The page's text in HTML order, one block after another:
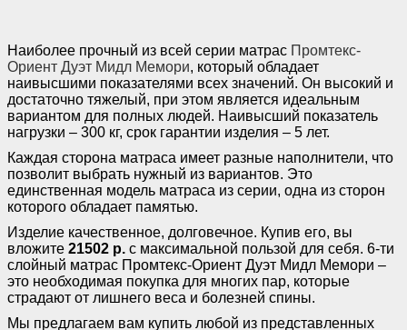
Наиболее прочный из всей серии матрас Промтекс-
Ориент Дуэт Мидл Мемори, который обладает
наивысшими показателями всех значений. Он высокий и
достаточно тяжелый, при этом является идеальным
вариантом для полных людей. Наивысший показатель
нагрузки – 300 кг, срок гарантии изделия – 5 лет.
Каждая сторона матраса имеет разные наполнители, что
позволит выбрать нужный из вариантов. Это
единственная модель матраса из серии, одна из сторон
которого обладает памятью.
Изделие качественное, долговечное. Купив его, вы
вложите 21502 р. с максимальной пользой для себя. 6-ти
слойный матрас Промтекс-Ориент Дуэт Мидл Мемори –
это необходимая покупка для многих пар, которые
страдают от лишнего веса и болезней спины.
Мы предлагаем вам купить любой из представленных